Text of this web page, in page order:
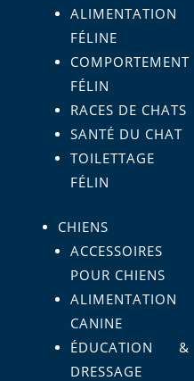
ALIMENTATION
FÉLINE
COMPORTEMENT
FÉLIN
RACES DE CHATS
SANTÉ DU CHAT
TOILETTAGE
FÉLIN
CHIENS
ACCESSOIRES
POUR CHIENS
ALIMENTATION
CANINE
ÉDUCATION &
DRESSAGE